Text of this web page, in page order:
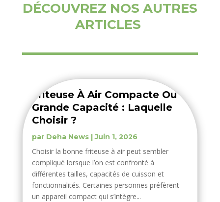
DÉCOUVREZ NOS AUTRES
ARTICLES
Friteuse À Air Compacte Ou
Grande Capacité : Laquelle
Choisir ?
par Deha News|Juin 1, 2026
Choisir la bonne friteuse à air peut sembler
compliqué lorsque l’on est confronté à
différentes tailles, capacités de cuisson et
fonctionnalités. Certaines personnes préfèrent
un appareil compact qui s’intègre...